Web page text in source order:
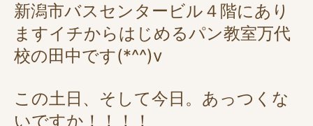
新潟市バスセンタービル４階にあり
ますイチからはじめるパン教室万代
校の田中です(*^^)v
この土日、そして今日。あっつくな
いですか！！！！